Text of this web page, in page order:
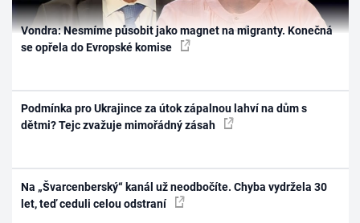
Vondra: Nesmíme působit jako magnet na migranty. Konečná
se opřela do Evropské komise
Podmínka pro Ukrajince za útok zápalnou lahví na dům s
dětmi? Tejc zvažuje mimořádný zásah
Na „Švarcenberský“ kanál už neodbočíte. Chyba vydržela 30
let, teď ceduli celou odstraní